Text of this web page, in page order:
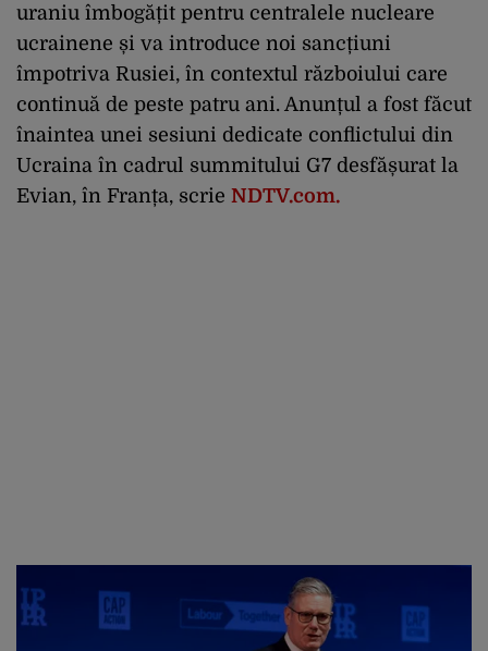
uraniu îmbogățit pentru centralele nucleare
ucrainene și va introduce noi sancțiuni
împotriva Rusiei, în contextul războiului care
continuă de peste patru ani. Anunțul a fost făcut
înaintea unei sesiuni dedicate conflictului din
Ucraina în cadrul summitului G7 desfășurat la
Evian, în Franța, scrie NDTV.com.